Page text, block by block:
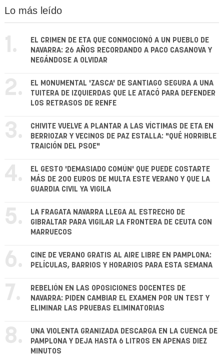
Lo más leído
1.
EL CRIMEN DE ETA QUE CONMOCIONÓ A UN PUEBLO DE
NAVARRA: 26 AÑOS RECORDANDO A PACO CASANOVA Y
NEGÁNDOSE A OLVIDAR
2.
EL MONUMENTAL 'ZASCA' DE SANTIAGO SEGURA A UNA
TUITERA DE IZQUIERDAS QUE LE ATACÓ PARA DEFENDER
LOS RETRASOS DE RENFE
3.
CHIVITE VUELVE A PLANTAR A LAS VÍCTIMAS DE ETA EN
BERRIOZAR Y VECINOS DE PAZ ESTALLA: "QUÉ HORRIBLE
TRAICIÓN DEL PSOE"
4.
EL GESTO 'DEMASIADO COMÚN' QUE PUEDE COSTARTE
MÁS DE 200 EUROS DE MULTA ESTE VERANO Y QUE LA
GUARDIA CIVIL YA VIGILA
5.
LA FRAGATA NAVARRA LLEGA AL ESTRECHO DE
GIBRALTAR PARA VIGILAR LA FRONTERA DE CEUTA CON
MARRUECOS
6.
CINE DE VERANO GRATIS AL AIRE LIBRE EN PAMPLONA:
PELÍCULAS, BARRIOS Y HORARIOS PARA ESTA SEMANA
7.
REBELIÓN EN LAS OPOSICIONES DOCENTES DE
NAVARRA: PIDEN CAMBIAR EL EXAMEN POR UN TEST Y
ELIMINAR LAS PRUEBAS ELIMINATORIAS
8.
UNA VIOLENTA GRANIZADA DESCARGA EN LA CUENCA DE
PAMPLONA Y DEJA HASTA 6 LITROS EN APENAS DIEZ
MINUTOS